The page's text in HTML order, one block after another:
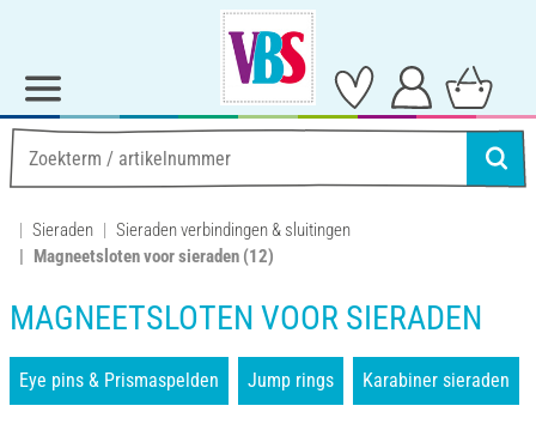
Sieraden
Sieraden verbindingen & sluitingen
Magneetsloten voor sieraden (12)
MAGNEETSLOTEN VOOR SIERADEN
Eye pins & Prismaspelden Jump rings Karabiner sieraden